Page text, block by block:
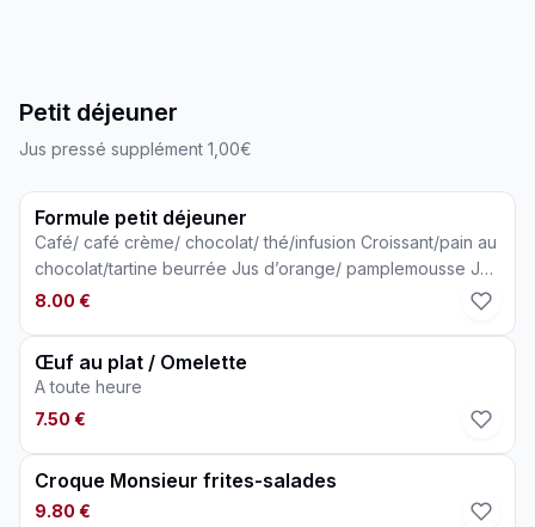
Petit déjeuner
Jus pressé supplément 1,00€
Formule petit déjeuner
Café/ café crème/ chocolat/ thé/infusion Croissant/pain au
chocolat/tartine beurrée Jus d’orange/ pamplemousse Jus
pressé supplément 1,00€
8.00 €
Œuf au plat / Omelette
A toute heure
7.50 €
Croque Monsieur frites-salades
9.80 €